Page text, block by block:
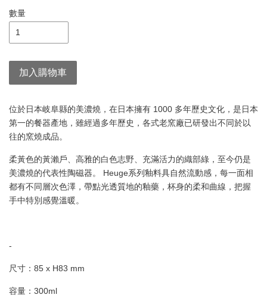
數量
加入購物車
位於日本岐阜縣的美濃燒，在日本擁有 1000 多年歷史文化，是日本
第一的餐器產地，雖經過多年歷史，各式老窯廠已研發出不同於以
往的窯燒成品。
柔黃色的黃瀨戶、高雅的白色志野、充滿活力的織部綠，至今仍是
美濃燒的代表性陶磁器。 Heuge系列釉料具自然流動感，每一面相
都有不同層次色澤，帶點光透質地的釉藥，杯身的柔和曲線，把握
手中特別感覺溫暖。
-
尺寸：85 x H83 mm
容量：300ml